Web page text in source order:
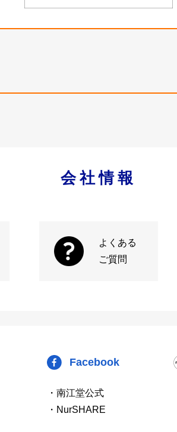
会社情報
よくある
ご質問
Facebook
・南江堂公式
・NurSHARE